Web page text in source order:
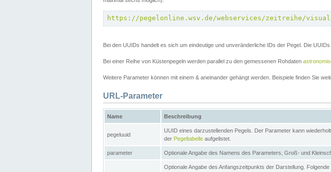
https://pegelonline.wsv.de/webservices/zeitreihe/
Bei den UUIDs handelt es sich um eindeutige und unveränderliche IDs der Pegel. Die
Bei einer Reihe von Küstenpegeln werden parallel zu den gemessenen Rohdaten
Weitere Parameter können mit einem & aneinander gehängt werden. Beispiele finden Sie
URL-Parameter
Name Beschreibung
pegeluuid
UUID eines darzustellenden Pegels. Der Parameter kann
der Pegeltabelle aufgelistet.
parameter Optionale Angabe des Namens des Parameters, Groß- und
Optionale Angabe des Anfangszeitpunkts der Darstellung.